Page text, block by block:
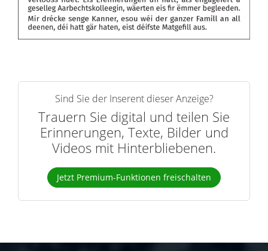
Sind Sie der Inserent dieser Anzeige?
Trauern Sie digital und teilen Sie
Erinnerungen, Texte, Bilder und
Videos mit Hinterbliebenen.
Jetzt Premium-Funktionen freischalten